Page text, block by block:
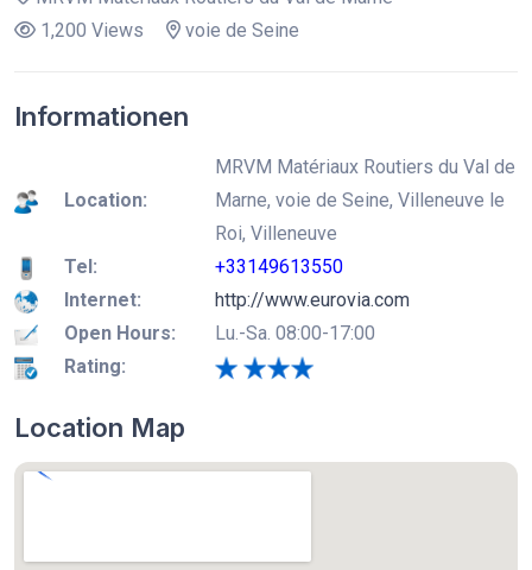
1,200 Views
voie de Seine
Informationen
Location:
MRVM Matériaux Routiers du Val de
Marne, voie de Seine, Villeneuve le
Roi, Villeneuve
Tel:
+33149613550
Internet:
http://www.eurovia.com
Open Hours:
Lu.-Sa. 08:00-17:00
Rating:
Location Map